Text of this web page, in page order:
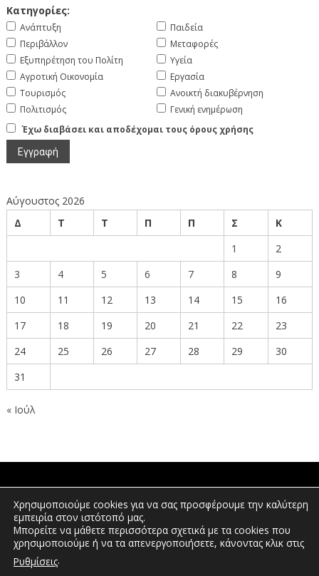
Κατηγορίες:
Ανάπτυξη
Περιβάλλον
Εξυπηρέτηση του Πολίτη
Αγροτική Οικονομία
Τουρισμός
Πολιτισμός
Παιδεία
Μεταφορές
Υγεία
Εργασία
Ανοικτή διακυβέρνηση
Γενική ενημέρωση
Έχω διαβάσει και αποδέχομαι τους όρους χρήσης
Αύγουστος 2026
Δ
Τ Τ Π Π Σ
Κ
1
2
3
4 5 6 7 8
9
10
11 12 13 14 15
16
17
18 19 20 21 22
23
24
25 26 27 28 29
30
31
« Ιούλ
ΠΟΛΙΤΕΣ
ΕΠΕΝΔΥΤΕΣ
Χρησιμοποιούμε cookies για να σας προσφέρουμε την καλύτερη
εμπειρία στον ιστότοπό μας.
Μπορείτε να μάθετε περισσότερα σχετικά με τα cookies που
χρησιμοποιούμε ή να τα απενεργοποιήσετε, κάνοντας κλικ στις
Ρυθμίσεις.